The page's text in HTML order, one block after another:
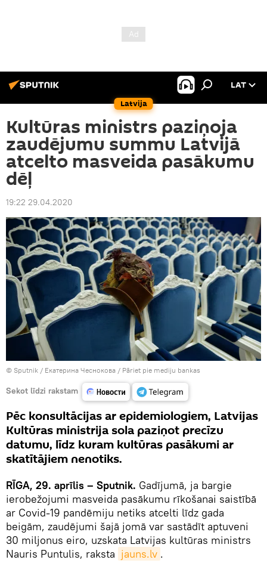
Latvija
LAT
Kultūras ministrs paziņoja
zaudējumu summu Latvijā
atcelto masveida pasākumu
dēļ
19:22 29.04.2020
© Sputnik / Екатерина Чеснокова / Pāriet pie mediju bankas
Sekot līdzi rakstam
Pēc konsultācijas ar epidemiologiem, Latvijas
Kultūras ministrija sola paziņot precīzu
datumu, līdz kuram kultūras pasākumi ar
skatītājiem nenotiks.
RĪGA, 29. aprīlis – Sputnik. Gadījumā, ja bargie
ierobežojumi masveida pasākumu rīkošanai saistībā
ar Covid-19 pandēmiju netiks atcelti līdz gada
beigām, zaudējumi šajā jomā var sastādīt aptuveni
30 miljonus eiro, uzskata Latvijas kultūras ministrs
Nauris Puntulis, raksta jauns.lv .